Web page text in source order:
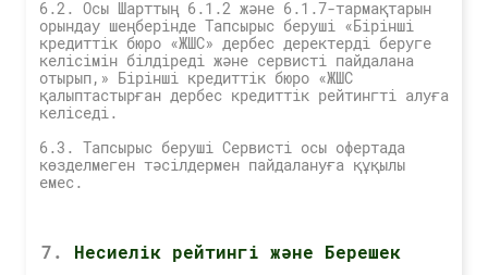
6.2. Осы Шарттың 6.1.2 және 6.1.7-тармақтарын
орындау шеңберінде Тапсырыс беруші «Бірінші
кредиттік бюро «ЖШС» дербес деректерді беруге
келісімін білдіреді және сервисті пайдалана
отырып,» Бірінші кредиттік бюро «ЖШС
қалыптастырған дербес кредиттік рейтингті алуға
келіседі.
6.3. Тапсырыс беруші Сервисті осы офертада
көзделмеген тәсілдермен пайдалануға құқылы
емес.
Несиелік рейтингі және Берешек